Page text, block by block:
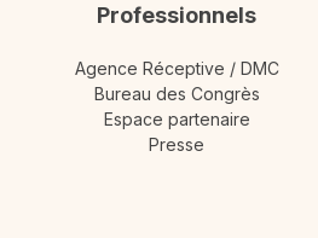
Professionnels
Agence Réceptive / DMC
Bureau des Congrès
Espace partenaire
Presse